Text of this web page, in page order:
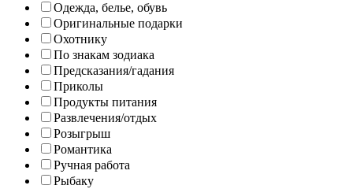
Одежда, белье, обувь
Оригинальные подарки
Охотнику
По знакам зодиака
Предсказания/гадания
Приколы
Продукты питания
Развлечения/отдых
Розыгрыш
Романтика
Ручная работа
Рыбаку